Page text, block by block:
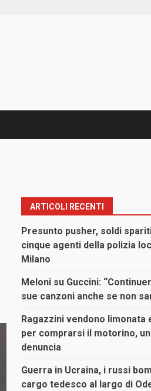
ARTICOLI RECENTI
Presunto pusher, soldi
cinque agenti della polizia
Milano
Meloni su Guccini:
sue canzoni anche se non
Ragazzini vendono limonata
per comprarsi il motorino,
denuncia
Guerra in Ucraina, i russi
cargo tedesco al largo di